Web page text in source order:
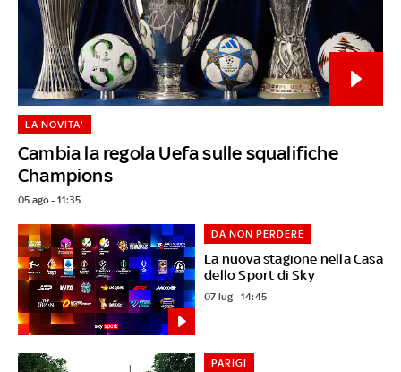
Cambia la regola Uefa sulle squalifiche
Champions
LA NOVITA'
05 ago - 11:35
La nuova stagione nella Casa
dello Sport di Sky
DA NON PERDERE
07 lug - 14:45
PARIGI